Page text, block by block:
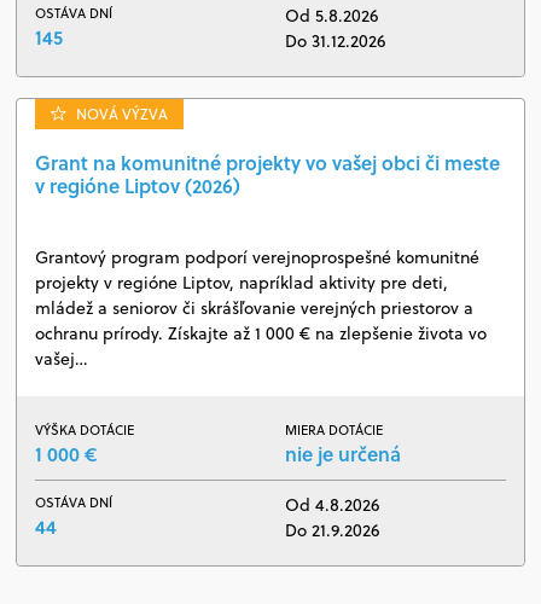
OSTÁVA DNÍ
145
Od 5.8.2026
Do 31.12.2026
NOVÁ VÝZVA
Grant na komunitné projekty vo vašej obci či meste
v regióne Liptov (2026)
Grantový program podporí verejnoprospešné komunitné
projekty v regióne Liptov, napríklad aktivity pre deti,
mládež a seniorov či skrášľovanie verejných priestorov a
ochranu prírody. Získajte až 1 000 € na zlepšenie života vo
vašej…
VÝŠKA DOTÁCIE
1 000 €
MIERA DOTÁCIE
nie je určená
OSTÁVA DNÍ
44
Od 4.8.2026
Do 21.9.2026